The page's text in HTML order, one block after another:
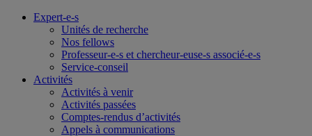
Expert-e-s
Unités de recherche
Nos fellows
Professeur-e-s et chercheur-euse-s associé-e-s
Service-conseil
Activités
Activités à venir
Activités passées
Comptes-rendus d’activités
Appels à communications